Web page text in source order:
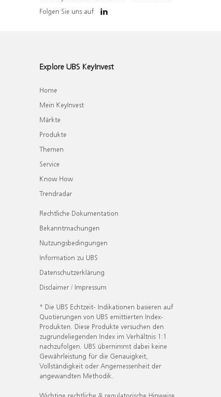
Folgen Sie uns auf
Explore UBS KeyInvest
Home
Mein KeyInvest
Märkte
Produkte
Themen
Service
Know How
Trendradar
Rechtliche Dokumentation
Bekanntmachungen
Nutzungsbedingungen
Information zu UBS
Datenschutzerklärung
Disclaimer / Impressum
* Die UBS Echtzeit- Indikationen basieren auf
Quotierungen von UBS emittierten Index-
Produkten. Diese Produkte versuchen den
zugrundeliegenden Index im Verhältnis 1:1
nachzufolgen. UBS übernimmt dabei keine
Gewährleistung für die Genauigkeit,
Vollständigkeit oder Angemessenheit der
angewandten Methodik.